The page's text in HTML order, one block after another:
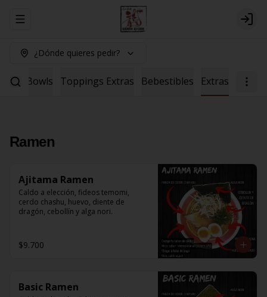
Abrir menu de navegación Login
¿Dónde quieres pedir?
Bowls Toppings Extras Bebestibles Extras
Ramen
Ajitama Ramen
Caldo a elección, fideos temomi,
cerdo chashu, huevo, diente de
dragón, cebollín y alga nori.
$9.700
Basic Ramen